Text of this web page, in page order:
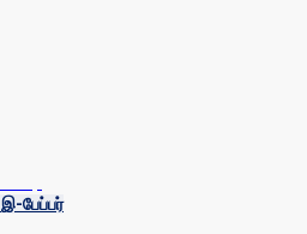
இ-பேப்பர்